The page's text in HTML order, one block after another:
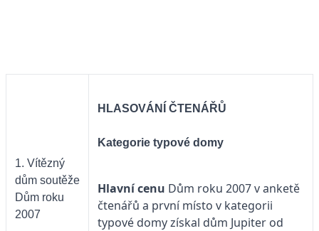
1. Vítězný
dům soutěže
Dům roku
2007
HLASOVÁNÍ ČTENÁŘŮ
Kategorie typové domy
Hlavní cenu Dům roku 2007 v anketě
čtenářů a první místo v kategorii
typové domy získal dům Jupiter od